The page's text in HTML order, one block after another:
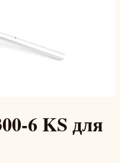
6 KS для